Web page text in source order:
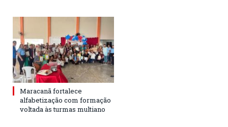
Maracanã fortalece
alfabetização com formação
voltada às turmas multiano